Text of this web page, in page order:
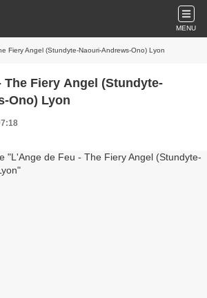
MENU
Fiery Angel (Stundyte-Naouri-Andrews-Ono) Lyon
The Fiery Angel (Stundyte-
Ono) Lyon